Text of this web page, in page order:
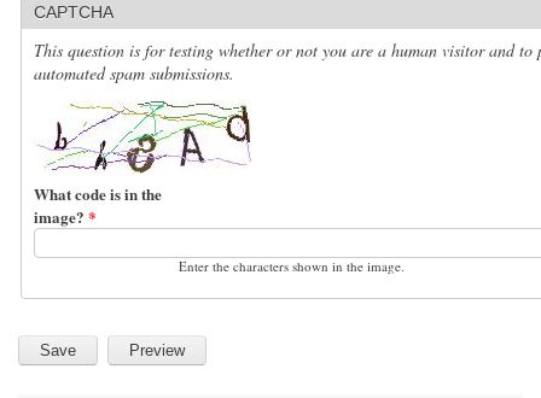
CAPTCHA
This question is for testing whether or not you are a human visitor and to
automated spam submissions.
What code is in the
image? *
Enter the characters shown in the image.